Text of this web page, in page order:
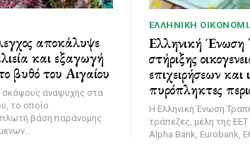
αποκάλυψε
και εξαγωγή
βυθό του Αιγαίου
σκάφους αναψυχής στα
το οποίο
πλωτή βάση παράνομης
ΕΛΛΗΝΙΚΉ
Ελληνική
στήριξης
επιχειρήσεων και
πυρόπληκτες
Η Ελληνική Ένωση
τράπεζες, μέλη της ΕΕΤ
Alpha Bank, Eurobank,